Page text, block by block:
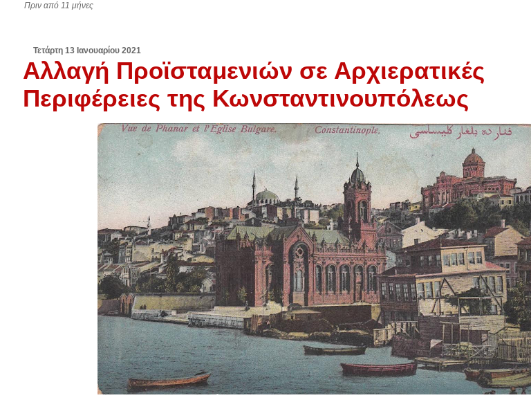
Πριν από 11 μήνες
Τετάρτη 13 Ιανουαρίου 2021
Αλλαγή Προϊσταμενιών σε Αρχιερατικές
Περιφέρειες της Κωνσταντινουπόλεως